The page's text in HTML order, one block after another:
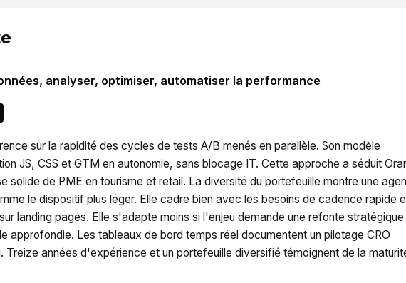
analyser, optimiser, automatiser la performance
sur la rapidité des cycles de tests A/B menés en parallèle. Son modèle
JS, CSS et GTM en autonomie, sans blocage IT. Cette approche a séduit
solide de PME en tourisme et retail. La diversité du portefeuille montre une
le dispositif plus léger. Elle cadre bien avec les besoins de cadence rapide
landing pages. Elle s'adapte moins si l'enjeu demande une refonte stratégique
approfondie. Les tableaux de bord temps réel documentent un pilotage CRO
années d'expérience et un portefeuille diversifié témoignent de la